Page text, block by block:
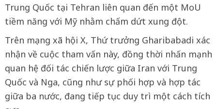
Trung Quốc tại Tehran liên quan đến một MoU
tiềm năng với Mỹ nhằm chấm dứt xung đột.
Trên mạng xã hội X, Thứ trưởng Gharibabadi xác
nhận về cuộc tham vấn này, đồng thời nhấn mạnh
quan hệ đối tác chiến lược giữa Iran với Trung
Quốc và Nga, cũng như sự phối hợp và hợp tác
giữa ba nước, đang tiếp tục duy trì một cách tích